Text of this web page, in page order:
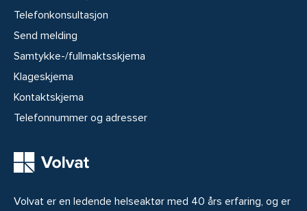
Volvat er en ledende helseaktør med 40 års erfaring, og er
Telefonkonsultasjon
Send melding
Samtykke-/fullmaktsskjema
Klageskjema
Kontaktskjema
Telefonnummer og adresser